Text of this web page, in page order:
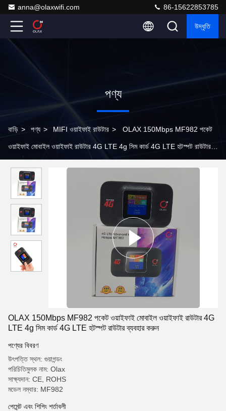
anna@olaxwifi.com 86-15622853785
উদ্ধৃতি
পণ্য
বাড়ি > পণ্য > MIFI ওয়াইফাই রাউটার > OLAX 150Mbps MF982 পকেট
ওয়াইফাই মোবাইল ওয়াইফাই রাউটার 4G LTE 4g সিম কার্ড 4G LTE হটস্পট রাউটার
OLAX 150Mbps MF982 পকেট ওয়াইফাই মোবাইল ওয়াইফাই রাউটার 4G
LTE 4g সিম কার্ড 4G LTE হটস্পট রাউটার ব্যবহার করুন
পণ্যের বিবরণ
উৎপত্তি স্থল: গুয়াগন্ডং
পরিচিতিমুলক নাম: Olax
সাক্ষ্যদান: CE, ROHS
মডেল নম্বার: MF982
পেমেন্ট এবং শিপিং শর্তাবলী